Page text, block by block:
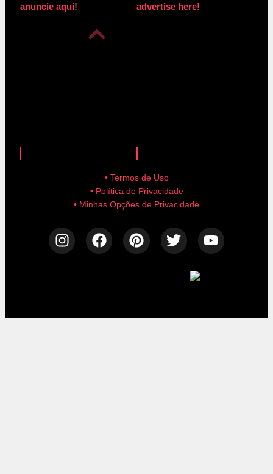
anuncie aqui! advertise here!
• Termos de Uso
• Política de Privacidade
• Minhas Opções de Privacidade